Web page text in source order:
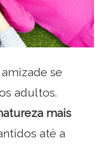
se
adultos.
mais
até a